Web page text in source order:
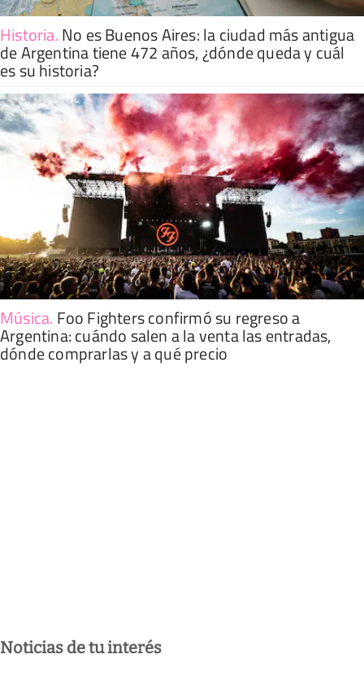
Historia.No es Buenos Aires: la ciudad más antigua
de Argentina tiene 472 años, ¿dónde queda y cuál
es su historia?
Música. Foo Fighters confirmó su regreso a
Argentina: cuándo salen a la venta las entradas,
dónde comprarlas y a qué precio
Noticias de tu interés